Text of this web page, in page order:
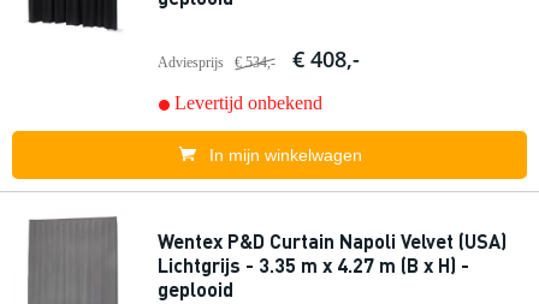
Adviesprijs € 534,- € 408,-
Levertijd onbekend
In mijn winkelwagen
Wentex P&D Curtain Napoli Velvet (USA)
Lichtgrijs - 3.35 m x 4.27 m (B x H) -
geplooid